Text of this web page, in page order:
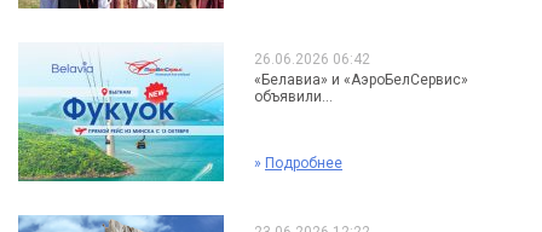
26.06.2026 06:42
«Белавиа» и «АэроБелСервис»
объявили...
» Подробнее